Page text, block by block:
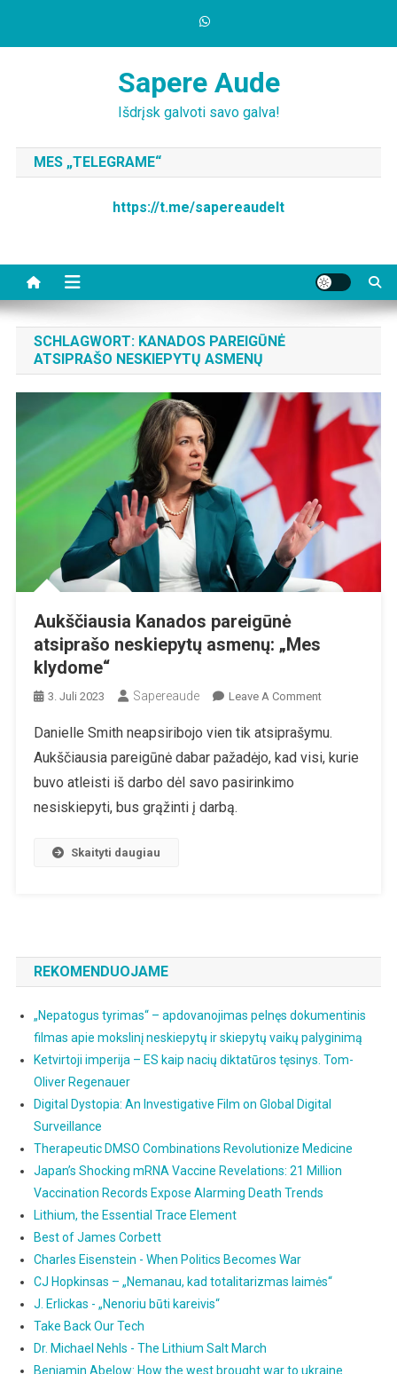
Sapere Aude
Išdrįsk galvoti savo galva!
MES „TELEGRAME“
https://t.me/sapereaudelt
SCHLAGWORT: KANADOS PAREIGŪNĖ
ATSIPRAŠO NESKIEPYTŲ ASMENŲ
Aukščiausia Kanados pareigūnė
atsiprašo neskiepytų asmenų: „Mes
klydome“
3. Juli 2023 Sapereaude Leave A CommentOn
Kanados
Pareigūnė
Danielle Smith neapsiribojo vien tik atsiprašymu.
Aukščiausia pareigūnė dabar pažadėjo, kad visi, kurie
buvo atleisti iš darbo dėl savo pasirinkimo
nesiskiepyti, bus grąžinti į darbą.
Skaityti daugiau
REKOMENDUOJAME
„Nepatogus tyrimas“ – apdovanojimas pelnęs dokumentinis
filmas apie mokslinį neskiepytų ir skiepytų vaikų palyginimą
Ketvirtoji imperija – ES kaip nacių diktatūros tęsinys. Tom-
Oliver Regenauer
Digital Dystopia: An Investigative Film on Global Digital
Surveillance
Therapeutic DMSO Combinations Revolutionize Medicine
Japan’s Shocking mRNA Vaccine Revelations: 21 Million
Vaccination Records Expose Alarming Death Trends
Lithium, the Essential Trace Element
Best of James Corbett
Charles Eisenstein - When Politics Becomes War
CJ Hopkinsas – „Nemanau, kad totalitarizmas laimės“
J. Erlickas - „Nenoriu būti kareivis“
Take Back Our Tech
Dr. Michael Nehls - The Lithium Salt March
Benjamin Abelow: How the west brought war to ukraine